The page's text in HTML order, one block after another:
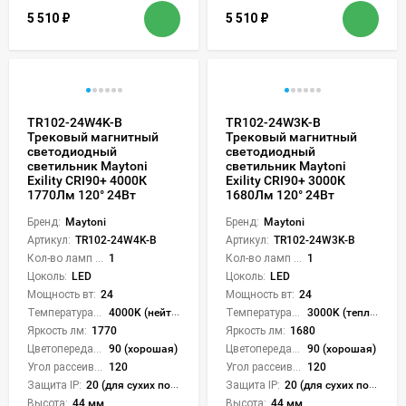
5 510 ₽ 5 510 ₽
TR102-24W4K-B
Трековый магнитный
светодиодный
светильник Maytoni
Exility CRI90+ 4000К
1770Лм 120° 24Вт
Бренд: Maytoni
Артикул: TR102-24W4K-B
1
Цоколь: LED
Мощность вт: 24
4000K (нейтральный)
Яркость лм: 1770
90 (хорошая)
120
Защита IP: 20 (для сухих пом.)
Высота: 44 мм
TR102-24W3K-B
Трековый магнитный
светодиодный
светильник Maytoni
Exility CRI90+ 3000К
1680Лм 120° 24Вт
Бренд: Maytoni
Артикул: TR102-24W3K-B
1
Цоколь: LED
Мощность вт: 24
3000K (теплый)
Яркость лм: 1680
90 (хорошая)
120
Защита IP: 20 (для сухих пом.)
Высота: 44 мм